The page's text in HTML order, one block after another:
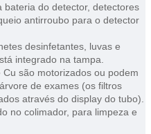
do detector, detectores
antirroubo para o detector
desinfetantes, luvas e
integrado na tampa.
são motorizados ou podem
de exames (os filtros
através do display do tubo).
no colimador, para limpeza e